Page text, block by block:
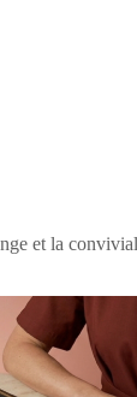
et la